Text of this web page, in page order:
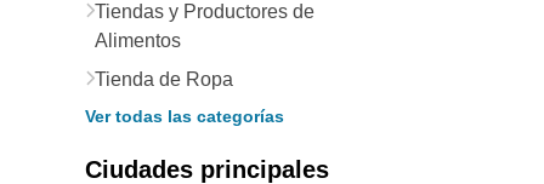
Tiendas y Productores de
Alimentos
Tienda de Ropa
Ver todas las categorías
Ciudades principales